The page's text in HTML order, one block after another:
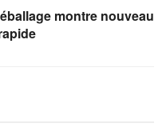
montre nouveau